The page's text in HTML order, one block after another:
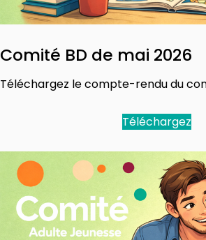
Comité BD de mai 2026
Téléchargez le compte-rendu du
Téléchargez